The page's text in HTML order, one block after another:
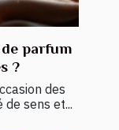
parfum
?
des
sens et...